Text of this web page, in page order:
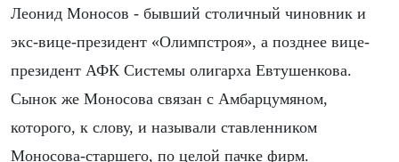
Леонид Моносов - бывший столичный чиновник и
экс-вице-президент «Олимпстроя», а позднее вице-
президент АФК Системы олигарха Евтушенкова.
Сынок же Моносова связан с Амбарцумяном,
которого, к слову, и называли ставленником
Моносова-старшего, по целой пачке фирм.